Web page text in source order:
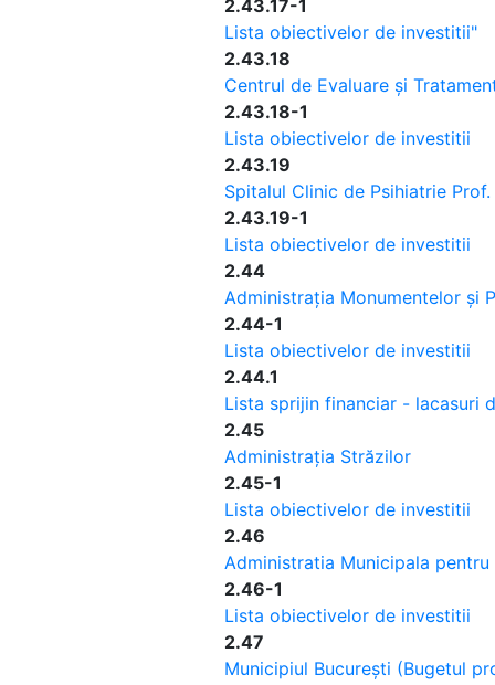
2.43.17-1
Lista obiectivelor de investitii"
2.43.18
Centrul de Evaluare și
2.43.18-1
Lista obiectivelor de investitii
2.43.19
Spitalul Clinic de Psihiatrie
2.43.19-1
Lista obiectivelor de investitii
2.44
Administrația Monumentelor și
2.44-1
Lista obiectivelor de investitii
2.44.1
Lista sprijin financiar - lacasuri
2.45
Administrația Străzilor
2.45-1
Lista obiectivelor de investitii
2.46
Administratia Municipala
2.46-1
Lista obiectivelor de investitii
2.47
Municipiul București (Bugetul